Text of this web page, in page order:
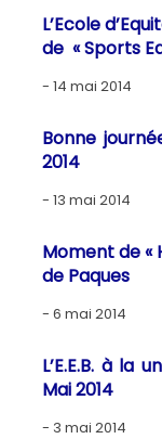
L’Ecole
de « Sports
14 mai 2014
Bonne
2014
13 mai 2014
Moment de «
de Paques
6 mai 2014
L’E.E.B. à la
Mai 2014
3 mai 2014